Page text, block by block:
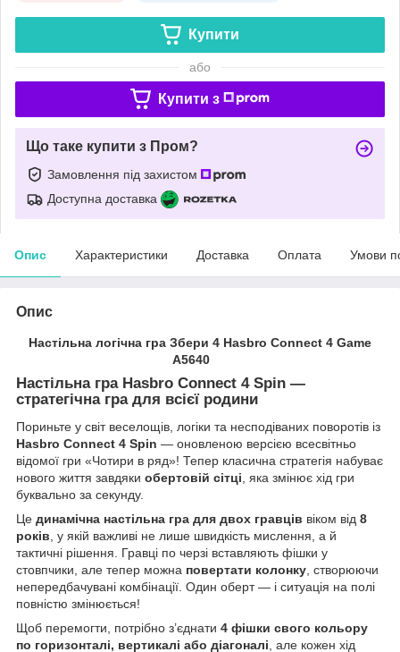
Купити
або
Купити з
Що таке купити з Пром?
Замовлення під захистом
Доступна доставка
Опис Характеристики Доставка Оплата Умови
Опис
Настільна логічна гра Збери 4 Hasbro Connect 4 Game
A5640
Настільна гра Hasbro Connect 4 Spin —
стратегічна гра для всієї родини
Пориньте у світ веселощів, логіки та несподіваних поворотів із
Hasbro Connect 4 Spin — оновленою версією всесвітньо
відомої гри «Чотири в ряд»! Тепер класична стратегія набуває
нового життя завдяки обертовій сітці , яка змінює хід гри
буквально за секунду.
Це динамічна настільна гра для двох гравців віком від 8
років , у якій важливі не лише швидкість мислення, а й
тактичні рішення. Гравці по черзі вставляють фішки у
стовпчики, але тепер можна повертати колонку , створюючи
непередбачувані комбінації. Один оберт — і ситуація на полі
повністю змінюється!
Щоб перемогти, потрібно з’єднати 4 фішки свого кольору
по горизонталі, вертикалі або діагоналі , але кожен хід